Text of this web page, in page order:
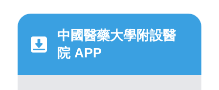
中國醫藥大學附設醫
院 APP